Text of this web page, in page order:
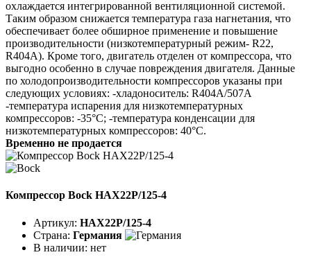
охлаждается интегрированной вентиляционной системой.
Таким образом снижается температура газа нагнетания, что
обеспечивает более обширное применение и повышение
производительности (низкотемпературный режим- R22,
R404A). Кроме того, двигатель отделен от компрессора, что
выгодно особенно в случае повреждения двигателя. Данные
по холодопроизводительности компрессоров указаны при
следующих условиях: -хладоноситель: R404A/507A
-температура испарения для низкотемпературных
компрессоров: -35°C; -температура конденсации для
низкотемпературных компрессоров: 40°C.
Временно не продается
Компрессор Bock HAX22P/125-4
Артикул: HAX22P/125-4
Страна: Германия
В наличии: нет